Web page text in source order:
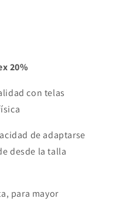
20%
con telas
de adaptarse
desde la talla
para mayor